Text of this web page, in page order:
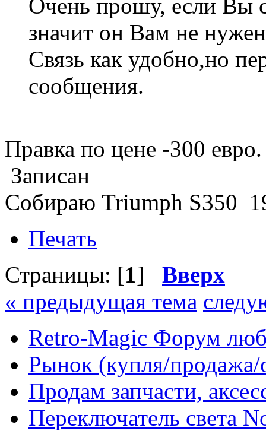
Очень прошу, если Вы
значит он Вам не
Связь как удобно,но
сообщения.
Правка по цене -300 евро.
Записан
Собираю Triumph S350
Печать
Страницы: [1] Вверх
« предыдущая тема
Retro-Magic Форум
Рынок (купля/продажа/
Продам запчасти,
Переключатель света